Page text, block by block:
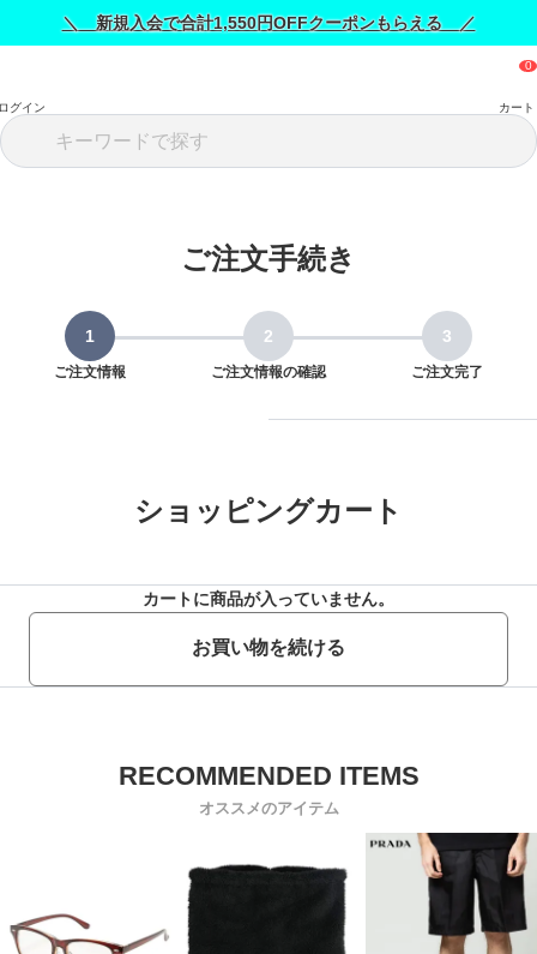
＼ 新規入会で合計1,550円OFFクーポンもらえる ／
グイン カート
ご注文手続き
ご注文情報 ご注文情報の確認 ご注文完了
ショッピングカート
カートに商品が入っていません。
お買い物を続ける
オススメのアイテム